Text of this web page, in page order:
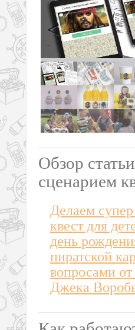
Previous
Обзор
сценарием
Делаем
квест для
день
пиратской
вопросами от
Джека